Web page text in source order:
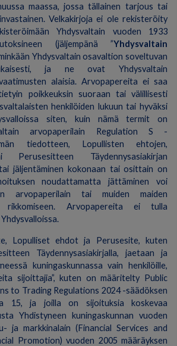
maassa, jossa tällainen tarjous tai
Velkakirjoja ei ole rekisteröity
Yhdysvaltain vuoden 1933
(jäljempänä ”Yhdysvaltain
Yhdysvaltain osavaltion soveltuvan
ja ne ovat Yhdysvaltain
alaisia. Arvopapereita ei saa
poikkeuksin suoraan tai välillisesti
henkilöiden lukuun tai hyväksi
siten, kuin nämä termit on
arvopaperilain Regulation S -
tiedotteen, Lopullisten ehtojen,
Täydennysasiakirjan
jäljentäminen kokonaan tai osittain on
noudattamatta jättäminen voi
arvopaperilain tai muiden maiden
rikkomiseen. Arvopapereita ei tulla
Lopulliset ehdot ja Perusesite, kuten
Täydennysasiakirjalla, jaetaan ja
kuningaskunnassa vain henkilöille,
sijoittajia”, kuten on määritelty Public
to Trading Regulations 2024 -säädöksen
15, ja joilla on sijoituksia koskevaa
Yhdistyneen kuningaskunnan vuoden
ja markkinalain (Financial Services and
Promotion) vuoden 2005 määräyksen